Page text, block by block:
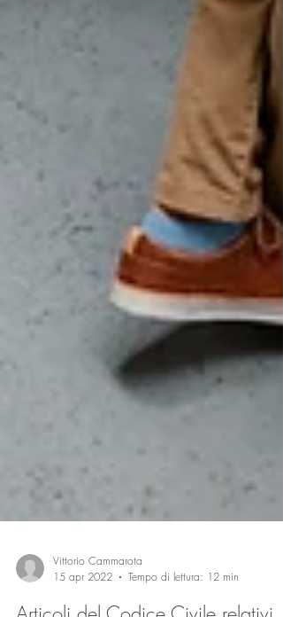
Vittorio Cammarota